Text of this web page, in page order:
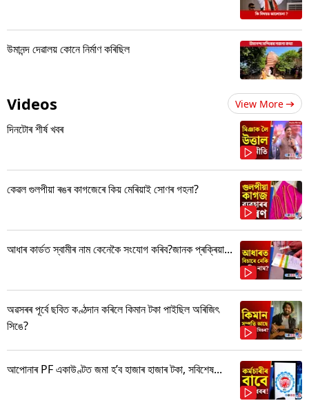
উমানন্দ দেৱালয় কোনে নিৰ্মাণ কৰিছিল
Videos View More
দিনটোৰ শীৰ্ষ খবৰ
কেৱল গুলপীয়া ৰঙৰ কাগজেৰে কিয় মেৰিয়াই সোণৰ গহনা?
আধাৰ কাৰ্ডত স্বামীৰ নাম কেনেকৈ সংযোগ কৰিব?জানক প্ৰক্ৰিয়া...
অৱসৰৰ পূৰ্বে ছবিত কণ্ঠদান কৰিলে কিমান টকা পাইছিল অৰিজিৎ
সিঙে?
আপোনাৰ PF একাউণ্টত জমা হ’ব হাজাৰ হাজাৰ টকা, সবিশেষ...